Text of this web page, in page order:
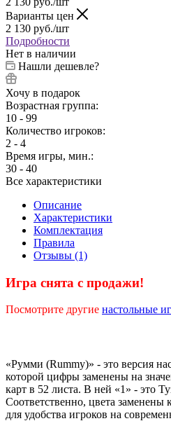
Варианты цен
2 130 руб./шт
Подробности
Нет в наличии
Нашли дешевле?
Хочу в подарок
Возрастная группа:
10 - 99
Количество игроков:
2 - 4
Время игры, мин.:
30 - 40
Все характеристики
Описание
Характеристики
Комплектация
Правила
Отзывы (1)
Игра снята с продажи!
Посмотрите другие настольные
«Румми (Rummy)» - это версия
которой цифры заменены на
карт в 52 листа. В ней «1» - это
Соответственно, цвета заменены
для удобства игроков на